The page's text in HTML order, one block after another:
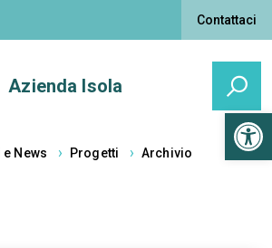
Contattaci
Azienda Isola
News Progetti Archivio